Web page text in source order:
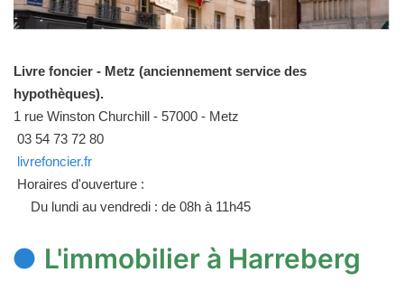
Livre foncier - Metz (anciennement service des
hypothèques).
1 rue Winston Churchill - 57000 - Metz
03 54 73 72 80
livrefoncier.fr
Horaires d'ouverture :
Du lundi au vendredi : de 08h à 11h45
L'immobilier à Harreberg